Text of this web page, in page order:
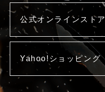
公式オンラインストア
Yahoo!ショッピング